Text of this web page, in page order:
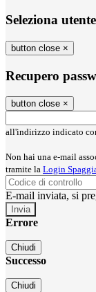
Seleziona utente
button close ×
Recupero
button close ×
all'indirizzo indicato
Non hai una e-mail
tramite la Login
E-mail inviata, si
Errore
Chiudi
Successo
Chiudi